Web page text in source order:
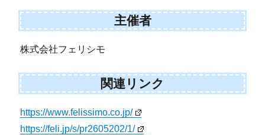
主催者
株式会社フェリシモ
関連リンク
https://www.felissimo.co.jp/
https://feli.jp/s/pr2605202/1/